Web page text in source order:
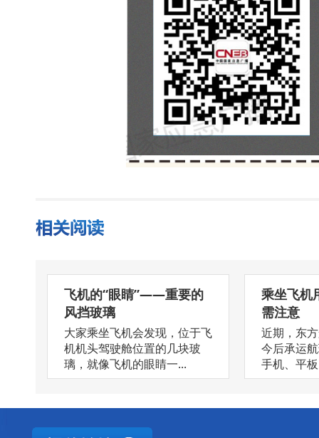
飞机的“眼睛”——重要的
风挡玻璃
大家乘坐飞机会发现，位于飞
机机头驾驶舱位置的几块玻
璃，就像飞机的眼睛一...
乘坐飞机
需注意
近期，东
今后承运
手机、平